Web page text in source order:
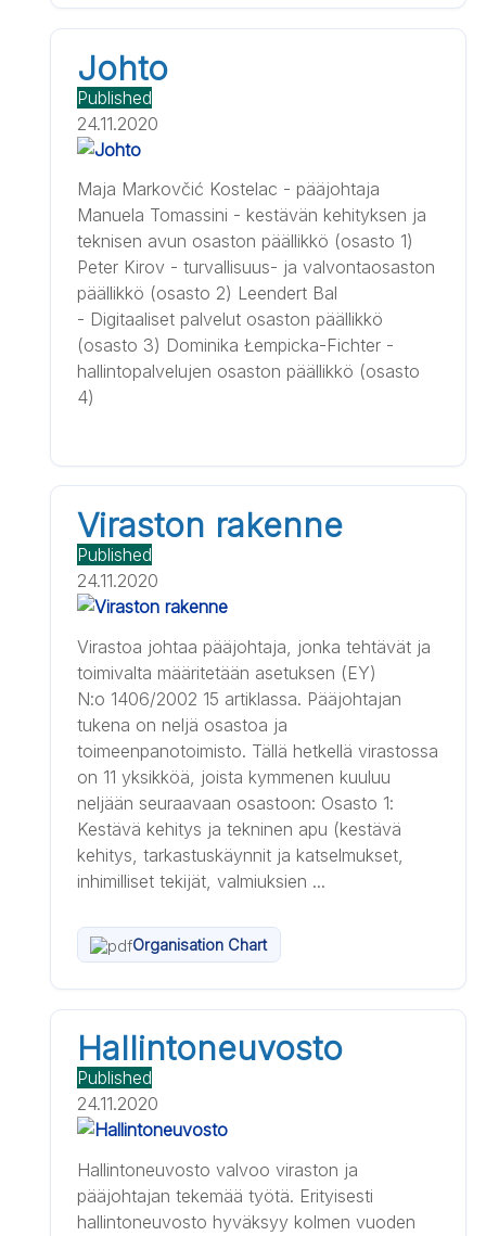
Johto
Published
24.11.2020
Maja Markovčić Kostelac - pääjohtaja
Manuela Tomassini - kestävän kehityksen ja
teknisen avun osaston päällikkö (osasto 1)
Peter Kirov - turvallisuus- ja valvontaosaston
päällikkö (osasto 2) Leendert Bal
- Digitaaliset palvelut osaston päällikkö
(osasto 3) Dominika Łempicka-Fichter -
hallintopalvelujen osaston päällikkö (osasto
4)
Viraston rakenne
Published
24.11.2020
Virastoa johtaa pääjohtaja, jonka tehtävät ja
toimivalta määritetään asetuksen (EY)
N:o 1406/2002 15 artiklassa. Pääjohtajan
tukena on neljä osastoa ja
toimeenpanotoimisto. Tällä hetkellä virastossa
on 11 yksikköä, joista kymmenen kuuluu
neljään seuraavaan osastoon: Osasto 1:
Kestävä kehitys ja tekninen apu (kestävä
kehitys, tarkastuskäynnit ja katselmukset,
inhimilliset tekijät, valmiuksien ...
Organisation Chart
Hallintoneuvosto
Published
24.11.2020
Hallintoneuvosto valvoo viraston ja
pääjohtajan tekemää työtä. Erityisesti
hallintoneuvosto hyväksyy kolmen vuoden